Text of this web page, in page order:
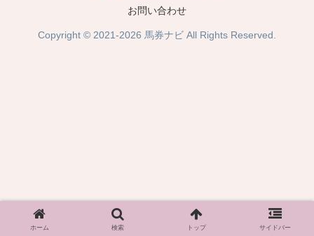
お問い合わせ
Copyright © 2021-2026 馬券ナビ All Rights Reserved.
ホーム 検索 トップ サイドバー